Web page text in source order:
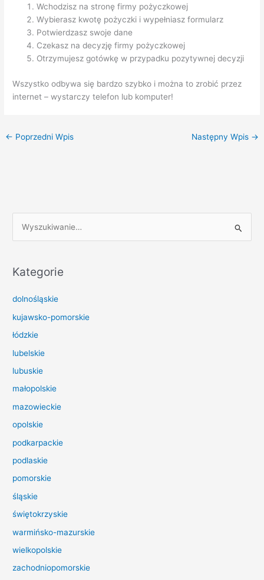
Wchodzisz na stronę firmy pożyczkowej
Wybierasz kwotę pożyczki i wypełniasz formularz
Potwierdzasz swoje dane
Czekasz na decyzję firmy pożyczkowej
Otrzymujesz gotówkę w przypadku pozytywnej decyzji
Wszystko odbywa się bardzo szybko i można to zrobić przez
internet – wystarczy telefon lub komputer!
← Poprzedni Wpis Następny Wpis →
k
j
d
l
Kategorie
dolnośląskie
kujawsko-pomorskie
łódzkie
lubelskie
lubuskie
małopolskie
mazowieckie
opolskie
podkarpackie
podlaskie
pomorskie
śląskie
świętokrzyskie
warmińsko-mazurskie
wielkopolskie
zachodniopomorskie